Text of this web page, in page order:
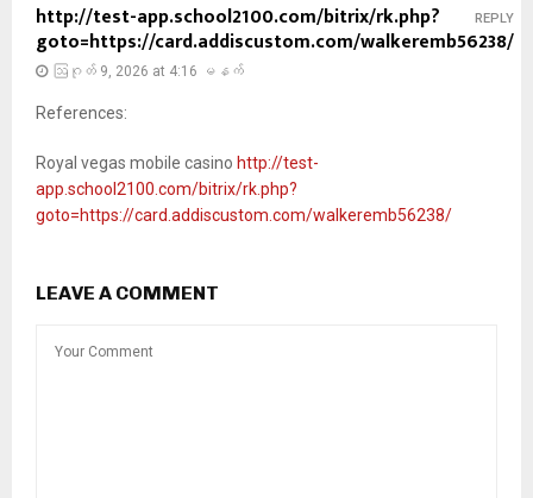
http://test-app.school2100.com/bitrix/rk.php?
goto=https://card.addiscustom.com/walkeremb56238/
ဩဂုတ် 9, 2026 at 4:16 မနက်
References:
Royal vegas mobile casino http://test-
app.school2100.com/bitrix/rk.php?
goto=https://card.addiscustom.com/walkeremb56238/
REPLY
LEAVE A COMMENT